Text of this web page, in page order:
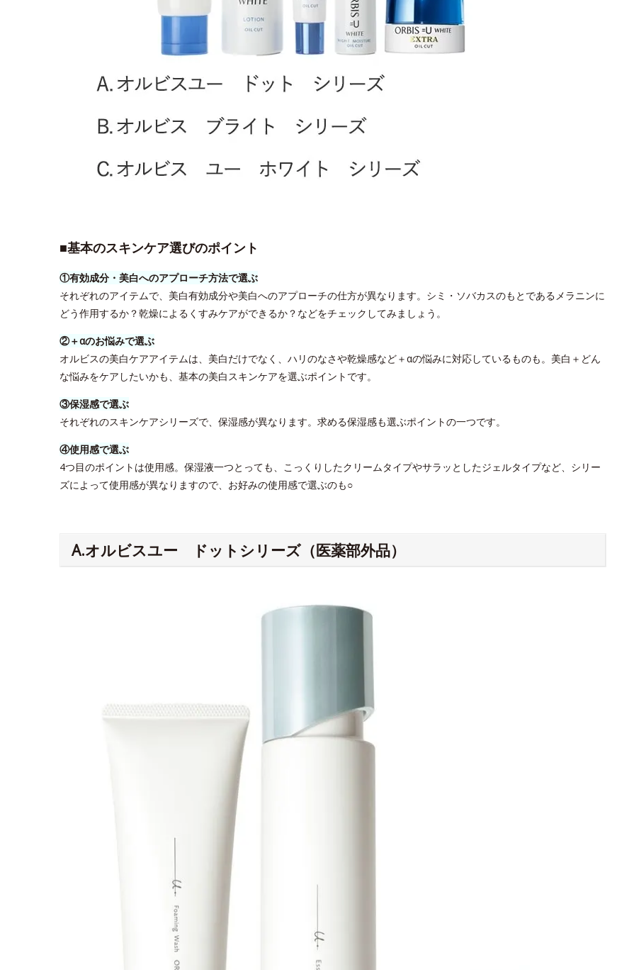
■基本のスキンケア選びのポイント
①有効成分・美白へのアプローチ方法で選ぶ
それぞれのアイテムで、美白有効成分や美白へのアプローチの仕方が異なります。シミ・ソバカスのもとであるメラニンに
どう作用するか？乾燥によるくすみケアができるか？などをチェックしてみましょう。
②＋αのお悩みで選ぶ
オルビスの美白ケアアイテムは、美白だけでなく、ハリのなさや乾燥感など＋αの悩みに対応しているものも。美白＋どん
な悩みをケアしたいかも、基本の美白スキンケアを選ぶポイントです。
③保湿感で選ぶ
それぞれのスキンケアシリーズで、保湿感が異なります。求める保湿感も選ぶポイントの一つです。
④使用感で選ぶ
4つ目のポイントは使用感。保湿液一つとっても、こっくりしたクリームタイプやサラッとしたジェルタイプなど、シリー
ズによって使用感が異なりますので、お好みの使用感で選ぶのも○
A.オルビスユー ドットシリーズ（医薬部外品）